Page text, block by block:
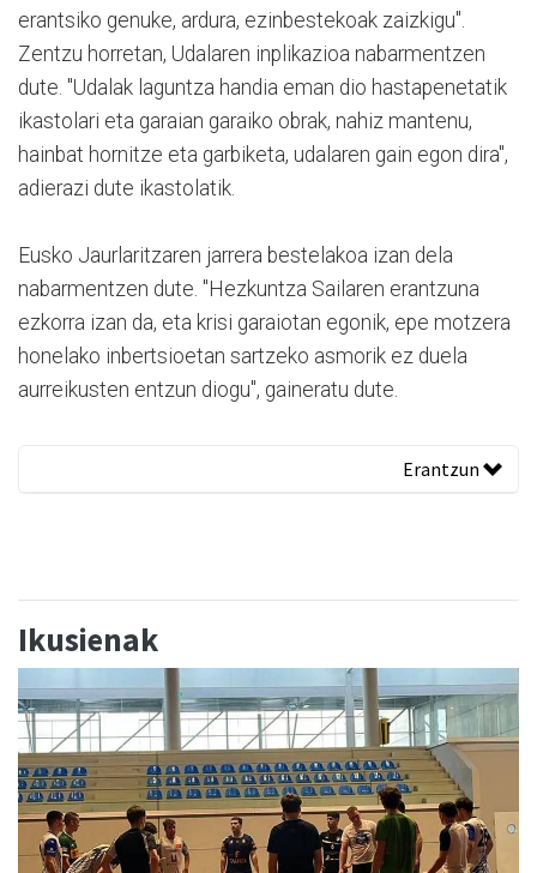
erantsiko genuke, ardura, ezinbestekoak zaizkigu".
Zentzu horretan, Udalaren inplikazioa nabarmentzen
dute. "Udalak laguntza handia eman dio hastapenetatik
ikastolari eta garaian garaiko obrak, nahiz mantenu,
hainbat hornitze eta garbiketa, udalaren gain egon dira",
adierazi dute ikastolatik.
Eusko Jaurlaritzaren jarrera bestelakoa izan dela
nabarmentzen dute. "Hezkuntza Sailaren erantzuna
ezkorra izan da, eta krisi garaiotan egonik, epe motzera
honelako inbertsioetan sartzeko asmorik ez duela
aurreikusten entzun diogu", gaineratu dute.
Erantzun
Ikusienak